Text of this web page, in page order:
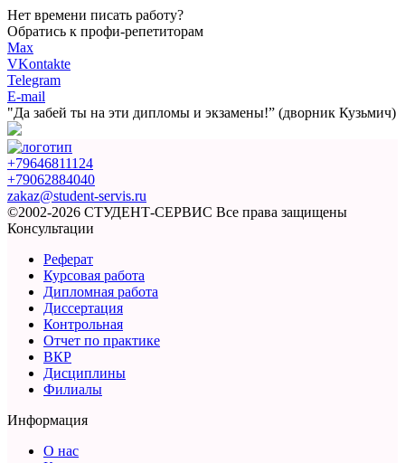
Нет времени писать работу?
Обратись к профи-репетиторам
Max
VKontakte
Telegram
E-mail
"Да забей ты на эти дипломы и экзамены!” (дворник Кузьмич)
+79646811124
+79062884040
zakaz@student-servis.ru
©2002-2026 СТУДЕНТ-СЕРВИС Все права защищены
Консультации
Реферат
Курсовая работа
Дипломная работа
Диссертация
Контрольная
Отчет по практике
ВКР
Дисциплины
Филиалы
Информация
О нас